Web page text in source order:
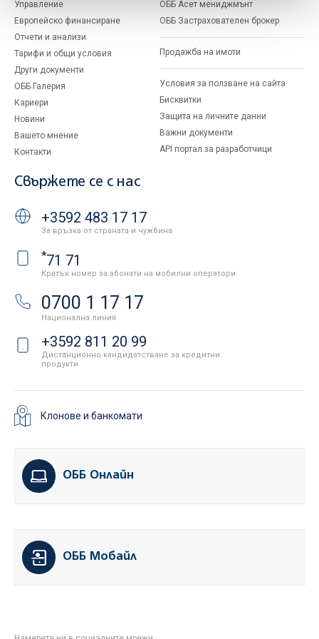
Управление
Европейско финансиране
Отчети и анализи
Тарифи и общи условия
Други документи
ОББ Галерия
Кариери
Новини
Вашето мнение
Контакти
ОББ Асет мениджмънт
ОББ Застрахователен брокер
Продажба на имоти
Условия за ползване на сайта
Бисквитки
Защита на личните данни
Важни документи
API портал за разработчици
Свържете се с нас
+3592 483 17 17
За връзка от страната и чужбина
*71 71
Кратък номер за абонати на мобилни оператори
0700 1 17 17
Национална линия
+3592 811 20 99
Дистанционно кандидатстване за кредитни
продукти
Клонове и банкомати
ОББ Онлайн
ОББ Мобайл